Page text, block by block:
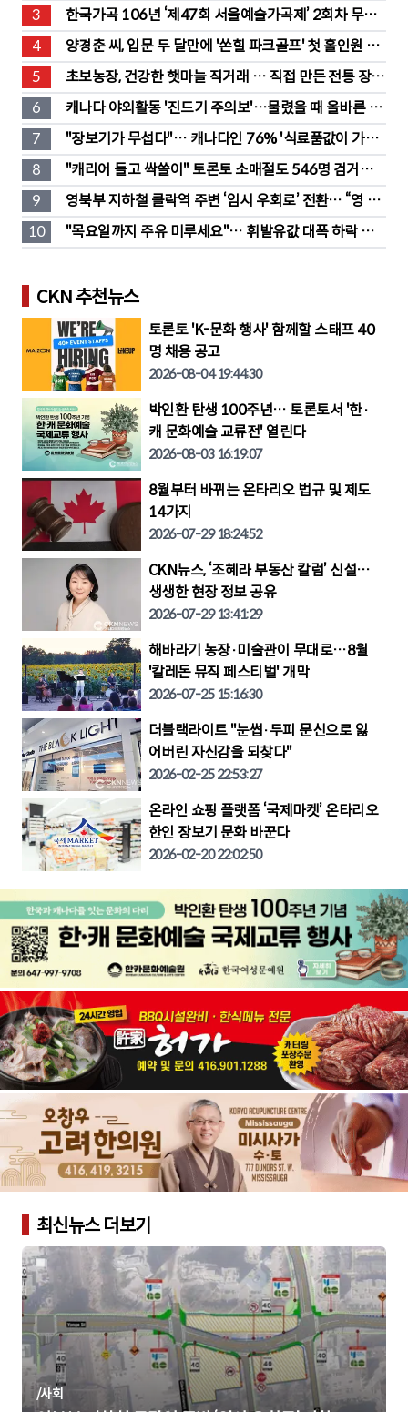
3
한국가곡 106년 ‘제47회 서울예술가곡제’ 2회차 무대
성황
4
양경춘 씨, 입문 두 달만에 '쏜힐 파크골프' 첫 홀인원 주
인공
5
초보농장, 건강한 햇마늘 직거래 … 직접 만든 전통 장류
도 판매
6
캐나다 야외활동 '진드기 주의보'…물렸을 때 올바른 대
처법은?
7
"장보기가 무섭다"… 캐나다인 76% '식료품값이 가장
부담'
8
"캐리어 들고 싹쓸이" 토론토 소매절도 546명 검거…
훔친 물건 재유통
9
영북부 지하철 클락역 주변 ‘임시 우회로’ 전환… “영 스
트리트 바뀐다”
10
"목요일까지 주유 미루세요"… 휘발유값 대폭 하락 예
고
CKN 추천뉴스
토론토 'K-문화 행사' 함께할 스태프 40
명 채용 공고
2026-08-04 19:44:30
박인환 탄생 100주년… 토론토서 '한·
캐 문화예술 교류전' 열린다
2026-08-03 16:19:07
8월부터 바뀌는 온타리오 법규 및 제도
14가지
2026-07-29 18:24:52
CKN뉴스, ‘조혜라 부동산 칼럼’ 신설…
생생한 현장 정보 공유
2026-07-29 13:41:29
해바라기 농장·미술관이 무대로…8월
'칼레돈 뮤직 페스티벌' 개막
2026-07-25 15:16:30
더블랙라이트 "눈썹·두피 문신으로 잃
어버린 자신감을 되찾다"
2026-02-25 22:53:27
온라인 쇼핑 플랫폼 ‘국제마켓’ 온타리오
한인 장보기 문화 바꾼다
2026-02-20 22:02:50
최신뉴스 더보기
/사회